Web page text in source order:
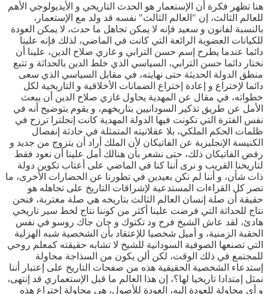
هنا تظهر فكرة أن الإستعمار هو الحدث التاريخي و الأيديولوجي الأهم
للعالم الثالث، إن "العالم الثالث" نفسه قد ولد مع الإستعمار،
بالنسبة لفانون و سعيد فإنه لا يمكن تجاهل ما حدث، لا يمكن العودة
للكيانات العضوية الرائعة التي كانت في الماضي، لذلك فإنه علينا
دائما عندما يطرح إسم حسن الترابي و غازي صلاح الدين، علينا أن
نختار دائما حسن الترابي، السياسي الذي خلط الدين بالحداثة و تتبع
منطق الدولة الحديثة حتى نهايته، في مقابل السياسي الذي سعى
دائما لإختراع و إعادة إختراع الضمانات الأخلاقية و التاريخية لكل
خطواته، في مقال عن المهدية يحاول غازي صلاح الدين أن يبعث
الأمل عن طريق تذكير السودانيين بتاريخهم، و يقوم بتوضيح أنه في
نفس الفترة التي تكونت فيها الدولة المهدية كانت إنجلترا ترزح في
ظلمات الحكم الملكي، بلا عقلانيته المتمثلة في حادثة إنفصال
الكنيسة الإنجليزية عن الفاتيكان لأن الملك أراد أن يتزوج من جديد و
رفض الفاتيكان ذلك، حتى نشعر بأن هنالك أمل علينا أن نعود فقط
لتاريخنا القريب و نرى أننا كنا في الماضي على أعتاب تكوين دولة
ذات شأن، و أننا لم نكن بعيدين في تطورنا عن الحضارات الأخرى، ما
تصر كل القراءات المستدعية لإشراقات التاريخ على تجاهله هو
حقيقة أن صلة إنسان العالم الثالث بتاريخه هي صلة مغتربة، فنحن
نتاج للحداثة التي فرضت علينا أكثر من كوننا نتاج لخط سير تاريخي
هادئ، لقد عاش الشيخ فرح ود تكتوك و جان جاك روسو في نفس
الحقبة الزمنية، و أميل شخصيا للإعتقاد بأن الشخصية شبه الهزلية
التي تصنعها الصوفية السودانية للشيخ لا تشابه حقيقته كمعلم روحي
للمجتمع في ذلك الوقت، لكن ألن يكون من السذاجة محاولة
إستدعاء الشخصية الحقيقية هذه من صفحات التاريخ على إعتبار أننا
نمثل إمتدادا تاريخيا لها؟، إن هذا العالم ما قبل الإستعماري قد إنتهى،
و أي محاولة للعودة إليه، العودة للأصول، هي محاولة إختراع هذه